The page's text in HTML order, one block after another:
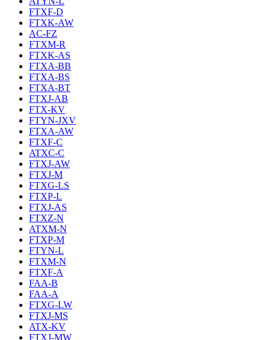
FTXF-D
FTXK-AW
AC-FZ
FTXM-R
FTXK-AS
FTXA-BB
FTXA-BS
FTXA-BT
FTXJ-AB
FTX-KV
FTYN-JXV
FTXA-AW
FTXF-C
ATXC-C
FTXJ-AW
FTXJ-M
FTXG-LS
FTXP-L
FTXJ-AS
FTXZ-N
ATXM-N
FTXP-M
FTYN-L
FTXM-N
FTXF-A
FAA-B
FAA-A
FTXG-LW
FTXJ-MS
ATX-KV
FTXJ-MW